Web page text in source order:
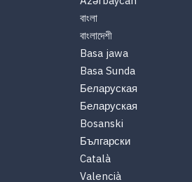
বাংলা
বাংলাদেশী
Basa jawa
Basa Sunda
Беларуская
Беларуская
Bosanski
Български
Català
Valencià